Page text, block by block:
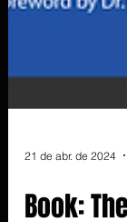
21 de abr. de 2024